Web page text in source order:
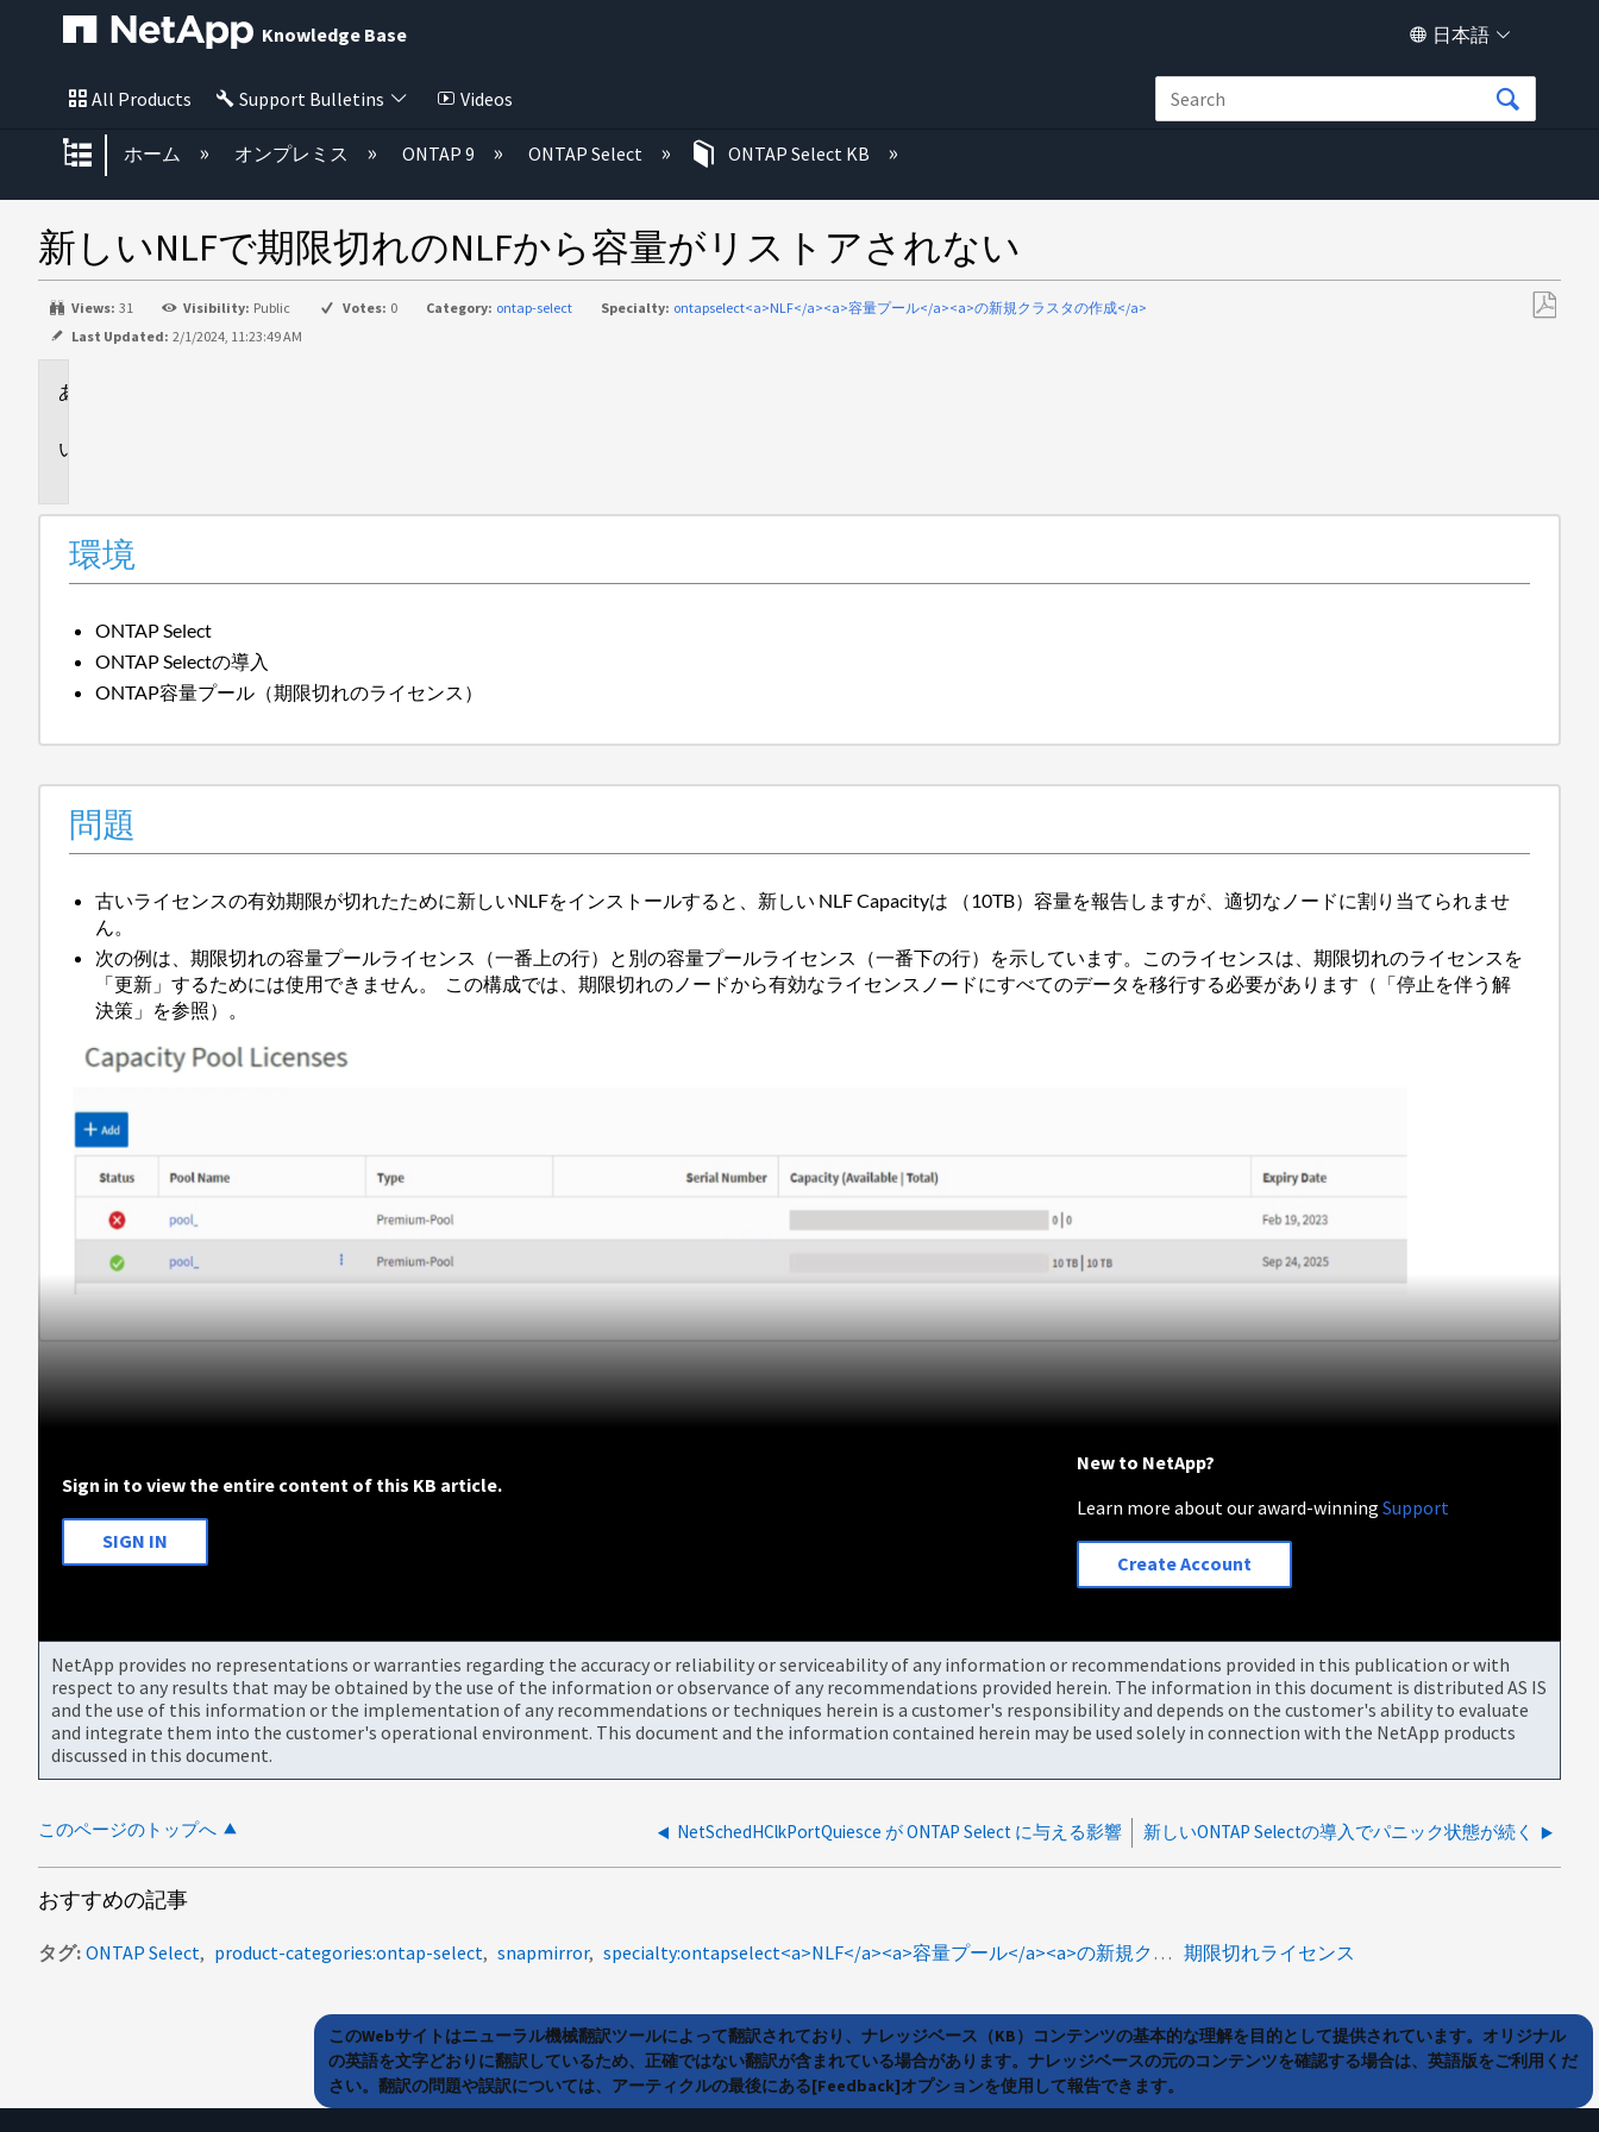
Knowledge Base 日本語
All Products Support Bulletins Videos
グローバル階層を展開/折りたたむ
ホーム オンプレミス ONTAP 9 ONTAP Select ONTAP Select KB
新しいNLFで期限切れのNLFから容量がリストアされない
Views: 31 Visibility: Public Votes: 0 Category: ontap-select Specialty: ontapselect<a>NLF</a><a>容量プール</a><a>の新規クラスタの作成</a>
Last Updated: 2/1/2024, 11:23:49 AM
環境
ONTAP Select
ONTAP Selectの導入
ONTAP容量プール（期限切れのライセンス）
問題
古いライセンスの有効期限が切れたために新しいNLFをインストールすると、新しい NLF Capacityは （10TB）容量を報告しますが、適切なノードに割り当てられませ
ん。
次の例は、期限切れの容量プールライセンス（一番上の行）と別の容量プールライセンス（一番下の行）を示しています。このライセンスは、期限切れのライセンスを
「更新」するためには使用できません。 この構成では、期限切れのノードから有効なライセンスノードにすべてのデータを移行する必要があります（「停止を伴う解
決策」を参照）。
Sign in to view the entire content of this KB article.
SIGN IN
New to NetApp?
Learn more about our award-winningSupport
Create Account
NetApp provides no representations or warranties regarding the accuracy or reliability or serviceability of any information or recommendations provided in this publication or with
respect to any results that may be obtained by the use of the information or observance of any recommendations provided herein. The information in this document is distributed AS IS
and the use of this information or the implementation of any recommendations or techniques herein is a customer's responsibility and depends on the customer's ability to evaluate
and integrate them into the customer's operational environment. This document and the information contained herein may be used solely in connection with the NetApp products
discussed in this document.
このページのトップへ NetSchedHClkPortQuiesce が ONTAP Select に与える影響 新しいONTAP Selectの導入でパニック状態が続く
おすすめの記事
タグ ONTAP Select product-categories:ontap-select snapmirror specialty:ontapselect<a>NLF</a><a>容量プール</a><a>の新規クラスタの作成</a> 期限切れライセンス
このWebサイトはニューラル機械翻訳ツールによって翻訳されており、ナレッジベース（KB）コンテンツの基本的な理解を目的として提供されています。オリジナル
の英語を文字どおりに翻訳しているため、正確ではない翻訳が含まれている場合があります。ナレッジベースの元のコンテンツを確認する場合は、英語版をご利用くだ
さい。翻訳の問題や誤訳については、アーティクルの最後にある[Feedback]オプションを使用して報告できます。